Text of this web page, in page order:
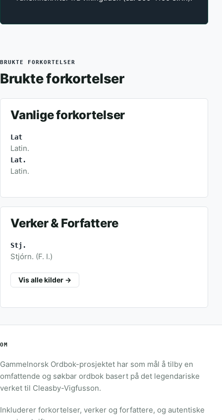
BRUKTE FORKORTELSER
Brukte forkortelser
Vanlige forkortelser
Lat
Latin.
Lat.
Latin.
Verker & Forfattere
Stj.
Stjórn. (F. I.)
Vis alle kilder →
OM
Gammelnorsk Ordbok-prosjektet har som mål å tilby en
omfattende og søkbar ordbok basert på det legendariske
verket til Cleasby-Vigfusson.
Inkluderer forkortelser, verker og forfattere, og autentiske